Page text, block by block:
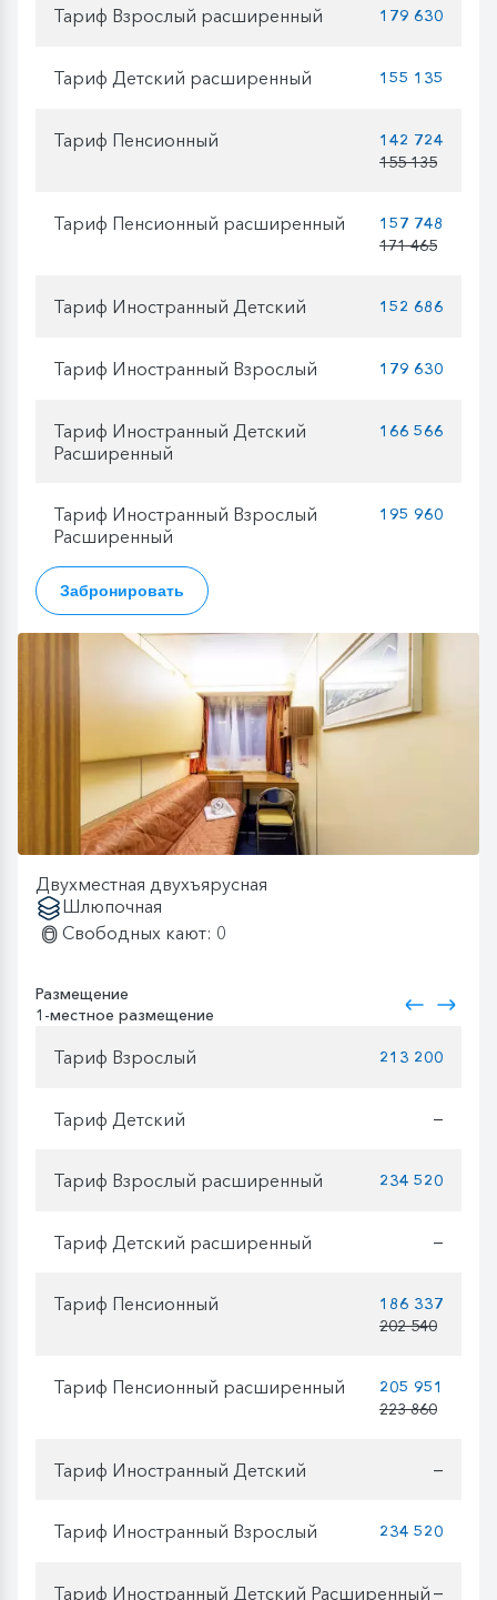
Тариф Взрослый расширенный 179 630
Тариф Детский расширенный 155 135
Тариф Пенсионный
142 724
155 135
Тариф Пенсионный расширенный
157 748
171 465
Тариф Иностранный Детский 152 686
Тариф Иностранный Взрослый 179 630
Тариф Иностранный Детский
Расширенный
166 566
Тариф Иностранный Взрослый
Расширенный
195 960
Забронировать
Двухместная двухъярусная
Шлюпочная
Свободных кают: 0
Размещение
1-местное размещение
Тариф Взрослый 213 200
Тариф Детский —
Тариф Взрослый расширенный 234 520
Тариф Детский расширенный —
Тариф Пенсионный
186 337
202 540
Тариф Пенсионный расширенный
205 951
223 860
Тариф Иностранный Детский —
Тариф Иностранный Взрослый 234 520
Тариф Иностранный Детский Расширенный —